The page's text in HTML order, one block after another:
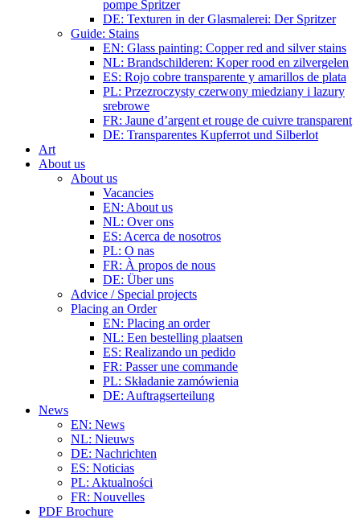
pompe Spritzer
DE: Texturen in der Glasmalerei: Der Spritzer
Guide: Stains
EN: Glass painting: Copper red and silver stains
NL: Brandschilderen: Koper rood en zilvergelen
ES: Rojo cobre transparente y amarillos de plata
PL: Przezroczysty czerwony miedziany i lazury
srebrowe
FR: Jaune d’argent et rouge de cuivre transparent
DE: Transparentes Kupferrot und Silberlot
Art
About us
About us
Vacancies
EN: About us
NL: Over ons
ES: Acerca de nosotros
PL: O nas
FR: À propos de nous
DE: Über uns
Advice / Special projects
Placing an Order
EN: Placing an order
NL: Een bestelling plaatsen
ES: Realizando un pedido
FR: Passer une commande
PL: Składanie zamówienia
DE: Auftragserteilung
News
EN: News
NL: Nieuws
DE: Nachrichten
ES: Noticias
PL: Aktualności
FR: Nouvelles
PDF Brochure